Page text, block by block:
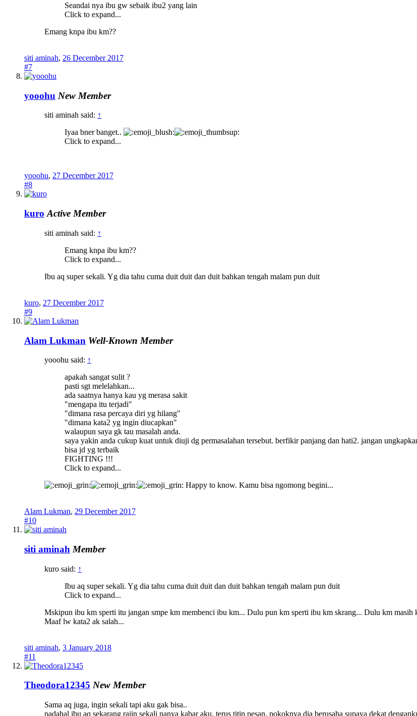
Seandai nya ibu gw sebaik ibu2 yang lain
Click to expand...
Emang knpa ibu km??
siti aminah, 26 December 2017
#7
yooohu New Member
siti aminah said: ↑
Iyaa bner banget..
Click to expand...
yooohu, 27 December 2017
#8
kuro Active Member
siti aminah said: ↑
Emang knpa ibu km??
Click to expand...
Ibu aq super sekali. Yg dia tahu cuma duit duit dan duit bahkan tengah malam pun duit
kuro, 27 December 2017
#9
Alam Lukman Well-Known Member
yooohu said: ↑
apakah sangat sulit ?
pasti sgt melelahkan...
ada saatnya hanya kau yg merasa sakit
"mengapa itu terjadi"
"dimana rasa percaya diri yg hilang"
"dimana kata2 yg ingin diucapkan"
walaupun saya gk tau masalah anda.
saya yakin anda cukup kuat untuk diuji dg permasalahan tersebut. berfikir panjang dan hati2. jangan
bisa jd yg terbaik
FIGHTING !!!
Click to expand...
Happy to know. Kamu bisa ngomong begini...
Alam Lukman, 29 December 2017
#10
siti aminah Member
kuro said: ↑
Ibu aq super sekali. Yg dia tahu cuma duit duit dan duit bahkan tengah malam pun duit
Click to expand...
Mskipun ibu km sperti itu jangan smpe km membenci ibu km... Dulu pun km sperti ibu km skrang... Dulu km masih
Maaf lw kata2 ak salah...
siti aminah, 3 January 2018
#11
Theodora12345 New Member
Sama aq juga, ingin sekali tapi aku gak bisa..
padahal ibu aq sekarang rajin sekali nanya kabar aku, terus titip pesan, pokoknya dia berusaha supaya dekat